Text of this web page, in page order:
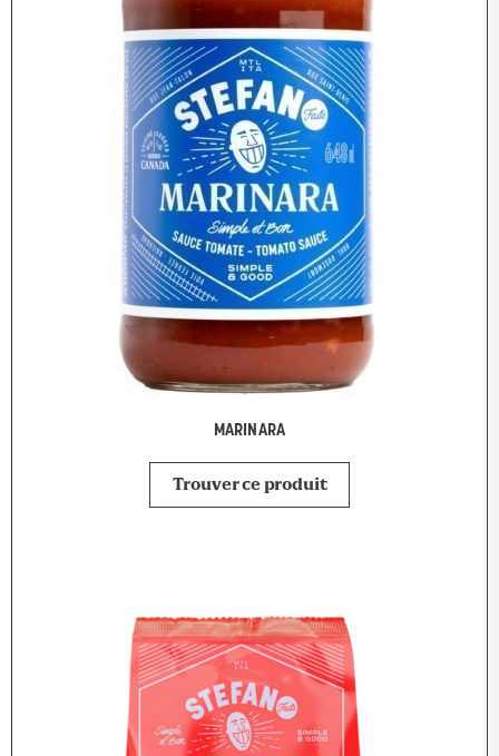
MARINARA
Trouver ce produit